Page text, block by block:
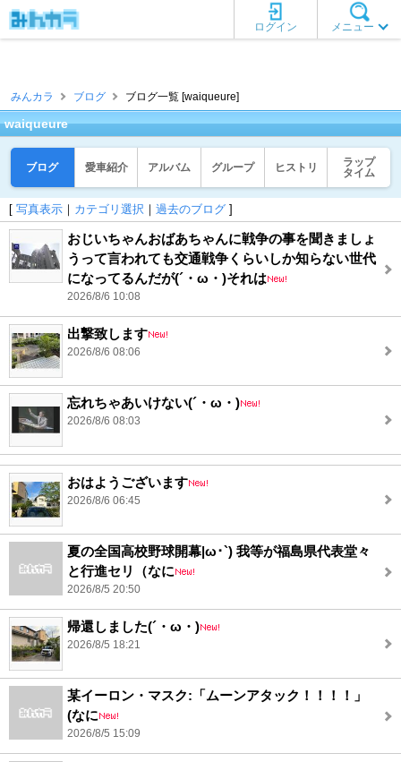
メニュー
ログイン
みんカラ ブログ ブログ一覧 [waiqueure]
waiqueure
ブログ 愛車紹介 アルバム グループ ヒストリ
ラップ
タイム
[ 写真表示 ｜ カテゴリ選択 ｜ 過去のブログ ]
おじいちゃんおばあちゃんに戦争の事を聞きましょ
うって言われても交通戦争くらいしか知らない世代
になってるんだが(´・ω・)それは
2026/8/6 10:08
出撃致します
2026/8/6 08:06
忘れちゃあいけない(´・ω・)
2026/8/6 08:03
おはようございます
2026/8/6 06:45
夏の全国高校野球開幕|ω･`) 我等が福島県代表堂々
と行進セリ（なに
2026/8/5 20:50
帰還しました(´・ω・)
2026/8/5 18:21
某イーロン・マスク:「ムーンアタック！！！！」
(なに
2026/8/5 15:09